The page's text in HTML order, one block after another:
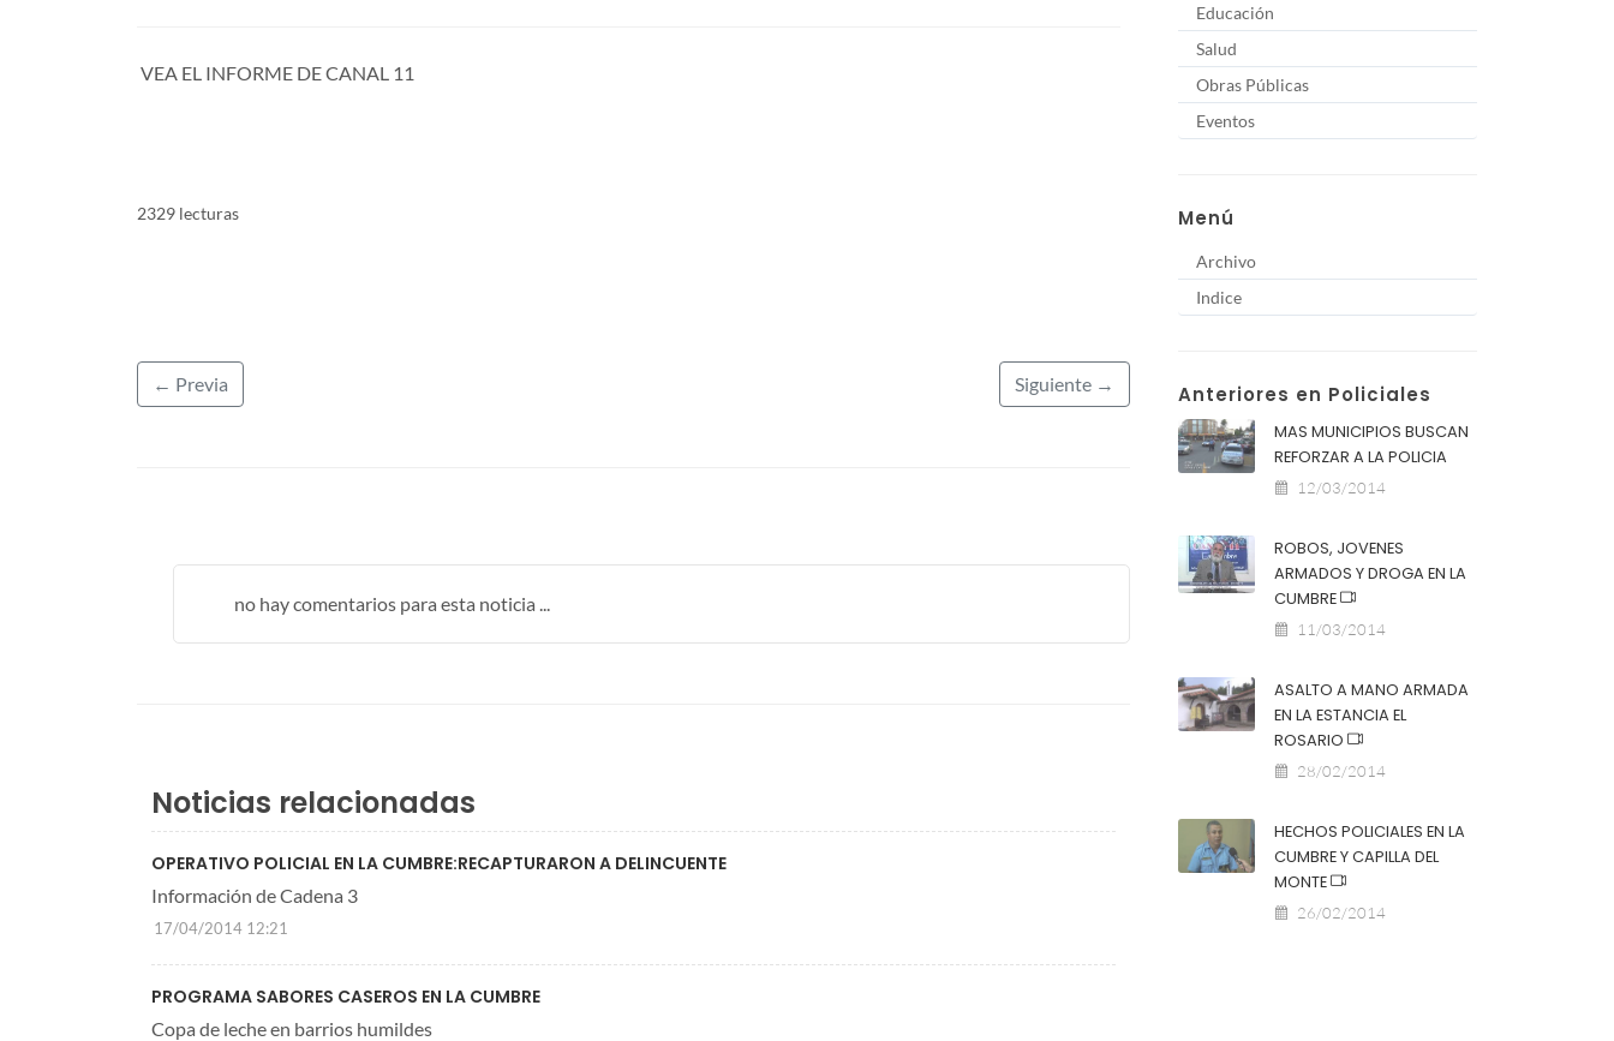
VEA EL INFORME DE CANAL 11
2329 lecturas
← Previa Siguiente →
no hay comentarios para esta noticia ...
Noticias relacionadas
OPERATIVO POLICIAL EN LA CUMBRE:RECAPTURARON A DELINCUENTE
Información de Cadena 3
17/04/2014 12:21
PROGRAMA SABORES CASEROS EN LA CUMBRE
Copa de leche en barrios humildes
Educación
Salud
Obras Públicas
Eventos
Menú
Archivo
Indice
Anteriores en Policiales
MAS MUNICIPIOS BUSCAN
REFORZAR A LA POLICIA
12/03/2014
ROBOS, JOVENES
ARMADOS Y DROGA EN LA
CUMBRE
11/03/2014
ASALTO A MANO ARMADA
EN LA ESTANCIA EL
ROSARIO
28/02/2014
HECHOS POLICIALES EN LA
CUMBRE Y CAPILLA DEL
MONTE
26/02/2014